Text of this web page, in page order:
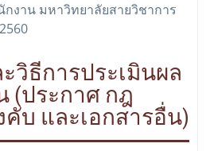
งาน มหาวิทยาลัยสายวิชาการ
วิธีการประเมินผล
(ประกาศ กฎ
คับ และเอกสารอื่น)